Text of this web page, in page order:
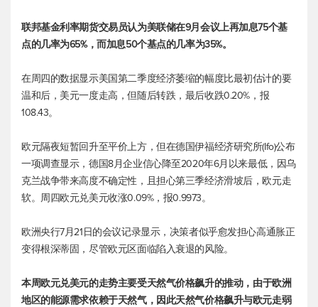
联邦基金利率期货交易员认为美联储在9月会议上再加息75个基
点的几率为65%，而加息50个基点的几率为35%。
在周四的数据显示美国第二季度经济萎缩的幅度比最初估计的要
温和后，美元一度走高，但随后转跌，最后收跌0.20%，报
108.43。
欧元隔夜短暂回升至平价上方，但在德国伊福经济研究所(Ifo)公布
一项调查显示，德国8月企业信心降至2020年6月以来最低，因乌
克兰战争带来高度不确定性，且担心第三季经济滑坡后，欧元走
软。周四欧元兑美元收涨0.09%，报0.9973。
欧洲央行7月21日的会议记录显示，决策者似乎愈发担心高通胀正
变得根深蒂固，尽管欧元区面临陷入衰退的风险。
本周欧元兑美元的走势主要受天然气价格飙升的推动，由于欧洲
地区的能源需求依赖于天然气，因此天然气价格飙升与欧元走弱